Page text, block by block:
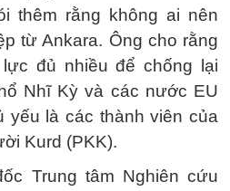
thêm rằng không ai nên
từ Ankara. Ông cho rằng
đủ nhiều để chống lại
Nhĩ Kỳ và các nước EU
yếu là các thành viên của
Kurd (PKK).
Trung tâm Nghiên cứu